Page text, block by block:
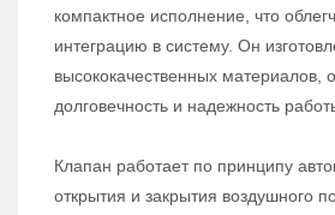
компактное исполнение, что
интеграцию в систему. Он
высококачественных материалов,
долговечность и надежность
Клапан работает по принципу
открытия и закрытия воздушного